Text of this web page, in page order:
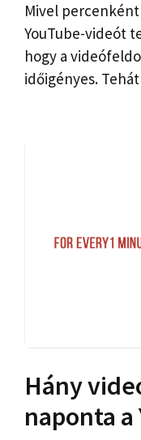
Mivel
YouTube-videót
hogy a
időigényes.
Hány
naponta a